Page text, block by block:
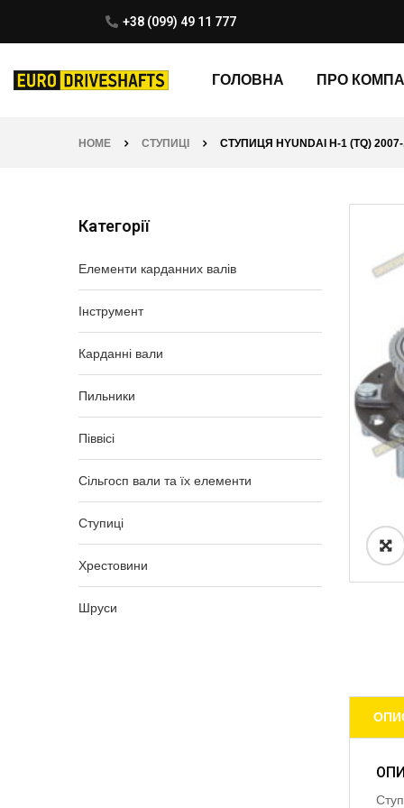
+38 (099) 49 11 777
ГОЛОВНА ПРО
HOME СТУПИЦІ СТУПИЦЯ HYUNDAI H-1 (TQ)
Категорії
Елементи карданних валів
Інструмент
Карданні вали
Пильники
Піввісі
Сільгосп вали та їх елементи
Ступиці
Хрестовини
Шруси